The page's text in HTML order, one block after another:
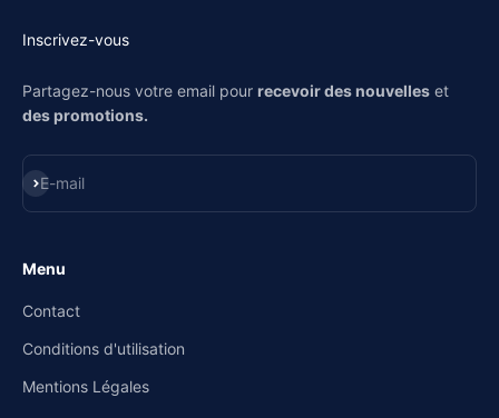
Inscrivez-vous
Partagez-nous votre email pour recevoir des nouvelles et
des promotions.
E-mail
S'inscrire
Menu
Contact
Conditions d'utilisation
Mentions Légales